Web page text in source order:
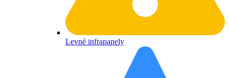
Levné infrapanely